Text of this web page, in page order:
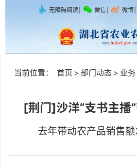
无障碍阅读 微信 微博
当前位置： 首页 > 部门动态 > 业务
[荆门]沙洋“支书主播
去年带动农产品销售